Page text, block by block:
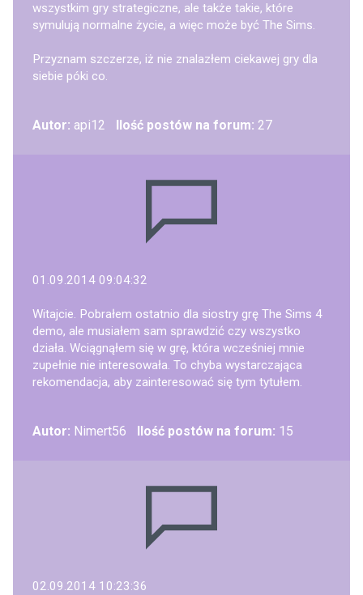
wszystkim gry strategiczne, ale także takie, które
symulują normalne życie, a więc może być The Sims.
Przyznam szczerze, iż nie znalazłem ciekawej gry dla
siebie póki co.
Autor: api12 Ilość postów na forum: 27
01.09.2014 09:04:32
Witajcie. Pobrałem ostatnio dla siostry grę The Sims 4
demo, ale musiałem sam sprawdzić czy wszystko
działa. Wciągnąłem się w grę, która wcześniej mnie
zupełnie nie interesowała. To chyba wystarczająca
rekomendacja, aby zainteresować się tym tytułem.
Autor: Nimert56 Ilość postów na forum: 15
02.09.2014 10:23:36